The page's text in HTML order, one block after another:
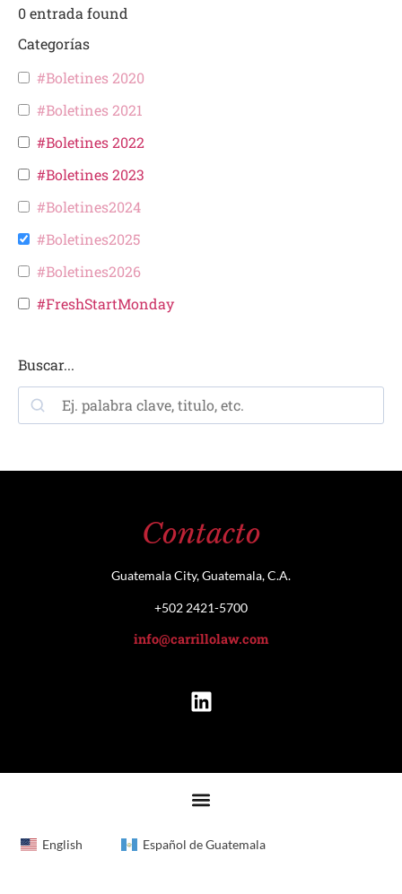
0entrada found
Categorías
#Boletines 2020
#Boletines 2021
#Boletines 2022
#Boletines 2023
#Boletines2024
#Boletines2025
#Boletines2026
#FreshStartMonday
Buscar...
Contacto
Guatemala City, Guatemala, C.A.
+502 2421-5700
info@carrillolaw.com
English Español de Guatemala